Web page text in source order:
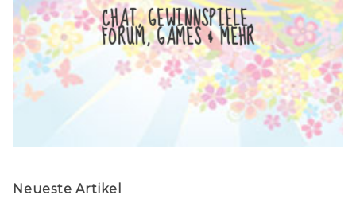
CHAT, GEWINNSPIELE,
FORUM, GAMES & MEHR
Neueste Artikel